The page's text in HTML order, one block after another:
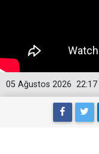
22:17
05 Ağustos 2026